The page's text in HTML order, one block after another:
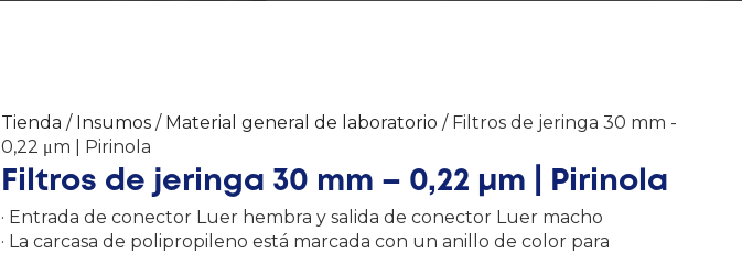
Tienda / Insumos / Material general de laboratorio / Filtros de jeringa 30 mm -
0,22 μm | Pirinola
Filtros de jeringa 30 mm – 0,22 μm | Pirinola
· Entrada de conector Luer hembra y salida de conector Luer macho
· La carcasa de polipropileno está marcada con un anillo de color para